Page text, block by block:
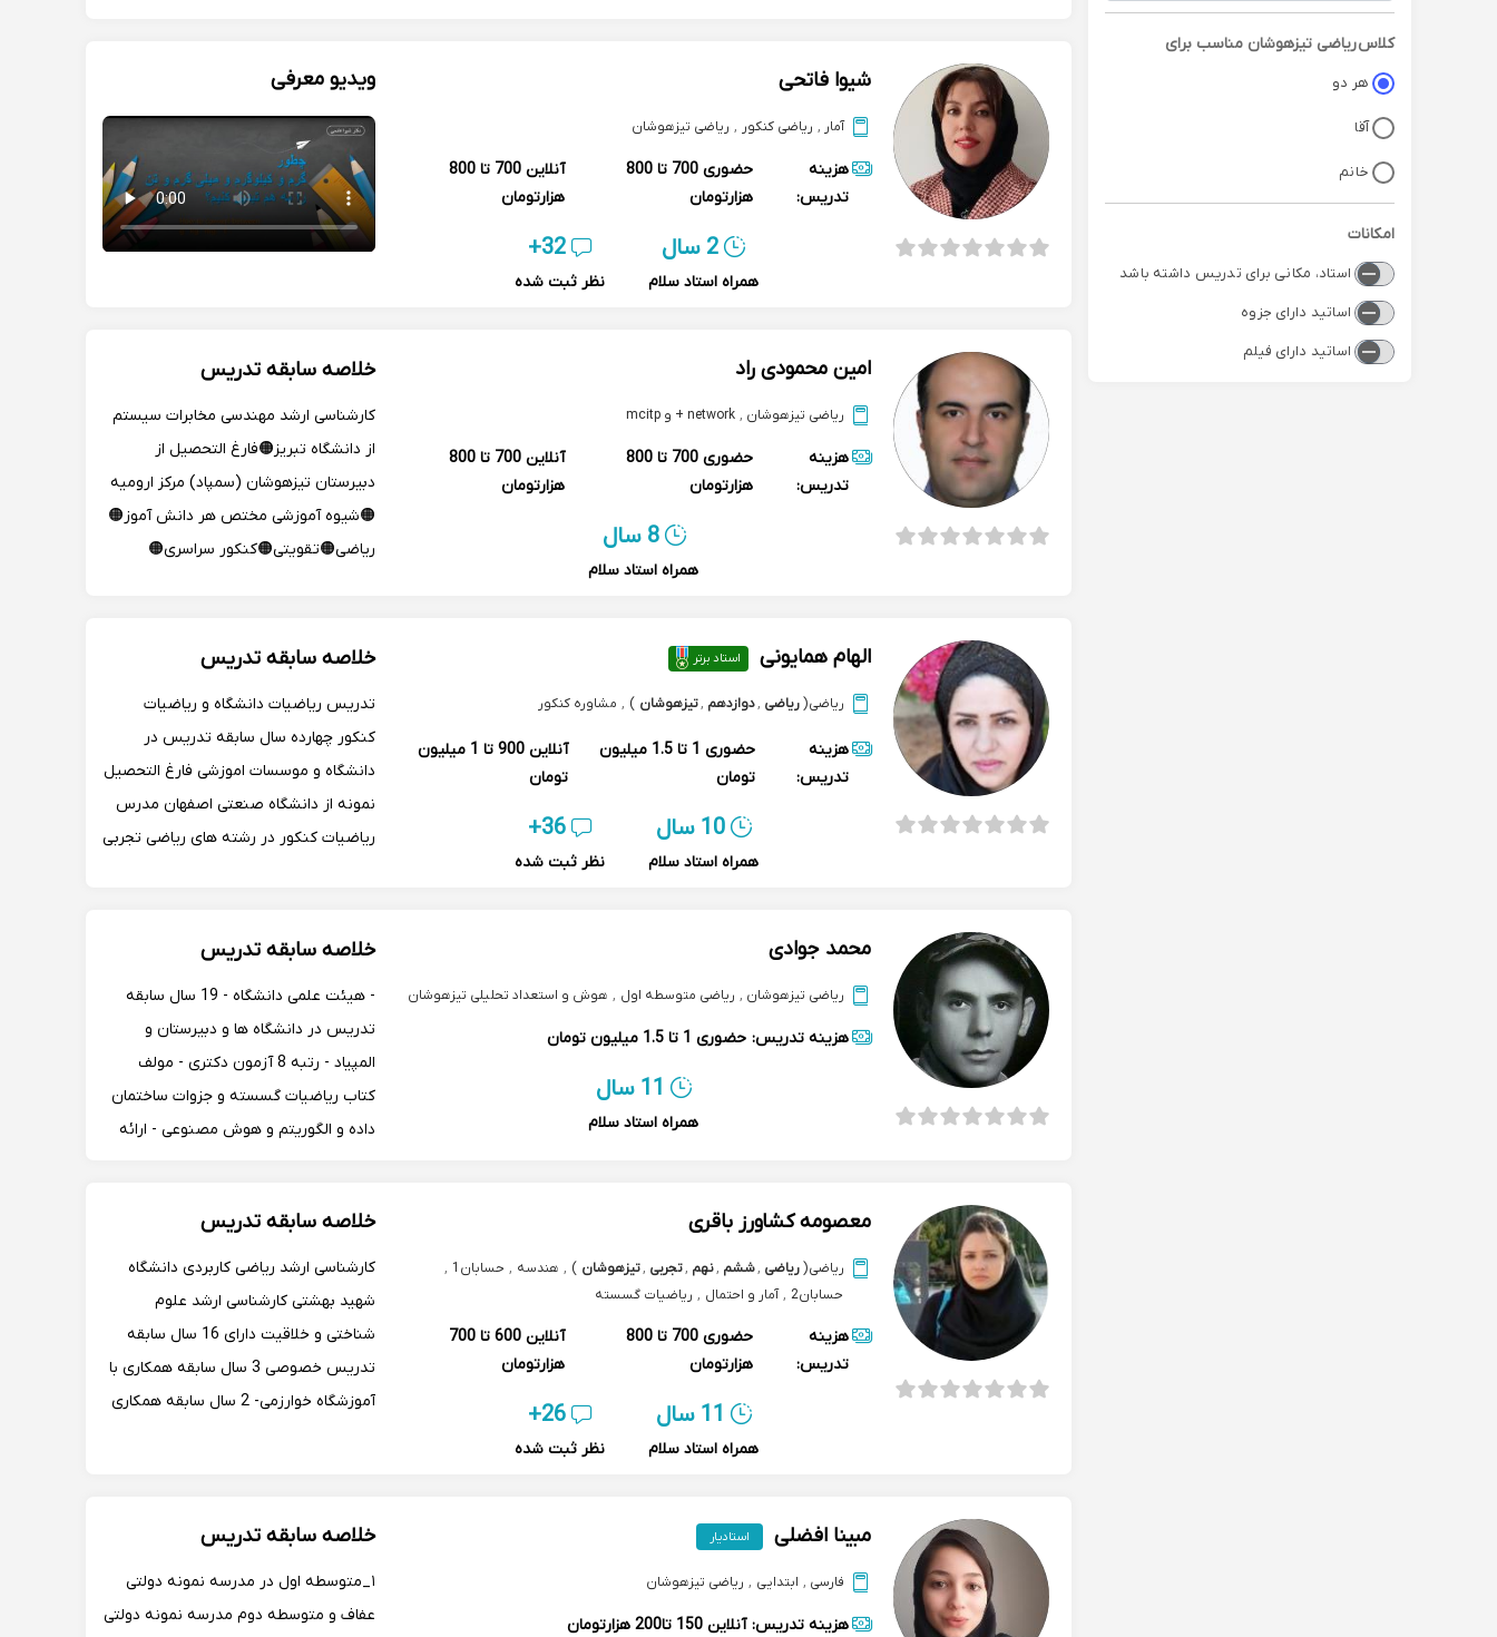
کلاسریاضی تیزهوشان مناسب برای
هر دو
آقا
خانم
امکانات
استاد، مکانی برای تدریس داشته باشد
اساتید دارای جزوه
اساتید دارای فیلم
شیوا فاتحی
آمار , ریاضی کنکور , ریاضی تیزهوشان
هزینه
تدریس:
حضوری
700 تا 800
هزارتومان
آنلاین
700 تا 800
هزارتومان
2 سال
همراه استاد سلام
32+
نظر ثبت شده
ویدیو معرفی
امین محمودی راد
ریاضی تیزهوشان , network + و mcitp
هزینه
تدریس:
حضوری
700 تا 800
هزارتومان
آنلاین
700 تا 800
هزارتومان
8 سال
همراه استاد سلام
خلاصه سابقه تدریس
کارشناسی ارشد مهندسی مخابرات سیستم
از دانشگاه تبریز🟠فارغ التحصیل از
دبیرستان تیزهوشان (سمپاد) مرکز ارومیه
🟠شیوه آموزشی مختص هر دانش آموز🟠
ریاضی🟠تقویتی🟠کنکور سراسری🟠
فعالیت کاری در حوزه مخابرات
الهام همایونی استاد برتر
ریاضی(ریاضی ,دوازدهم ,تیزهوشان )
, مشاوره کنکور
هزینه
تدریس:
حضوری
1 تا 1.5 میلیون
تومان
آنلاین
900 تا 1 میلیون
تومان
10 سال
همراه استاد سلام
36+
نظر ثبت شده
خلاصه سابقه تدریس
تدریس ریاضیات دانشگاه و ریاضیات
کنکور چهارده سال سابقه تدریس در
دانشگاه و موسسات اموزشی فارغ التحصیل
نمونه از دانشگاه صنعتی اصفهان مدرس
ریاضیات کنکور در رشته های ریاضی تجربی
محمد جوادی
ریاضی تیزهوشان , ریاضی متوسطه اول , هوش و استعداد تحلیلی تیزهوشان
هزینه تدریس: حضوری 1 تا 1.5 میلیون تومان
11 سال
همراه استاد سلام
خلاصه سابقه تدریس
- هیئت علمی دانشگاه - 19 سال سابقه
تدریس در دانشگاه ها و دبیرستان و
المپیاد - رتبه 8 آزمون دکتری - مولف
کتاب ریاضیات گسسته و جزوات ساختمان
داده و الگوریتم و هوش مصنوعی - ارائه
دانشگاه -...
معصومه کشاورز باقری
ریاضی(ریاضی ,ششم ,نهم ,تجربی ,تیزهوشان )
, هندسه , حسابان1
,
حسابان2
, آمار و احتمال , ریاضیات گسسته
هزینه
تدریس:
حضوری
700 تا 800
هزارتومان
آنلاین
600 تا 700
هزارتومان
11 سال
همراه استاد سلام
26+
نظر ثبت شده
خلاصه سابقه تدریس
کارشناسی ارشد ریاضی کاربردی دانشگاه
شهید بهشتی کارشناسی ارشد علوم
شناختی و خلاقیت دارای 16 سال سابقه
تدریس خصوصی 3 سال سابقه همکاری با
آموزشگاه خوارزمی- 2 سال سابقه همکاری
مبینا افضلی استادیار
فارسی , ابتدایی , ریاضی تیزهوشان
هزینه تدریس: آنلاین 150 تا200 هزارتومان
خلاصه سابقه تدریس
۱_متوسطه اول در مدرسه نمونه دولتی
عفاف و متوسطه دوم مدرسه نمونه دولتی